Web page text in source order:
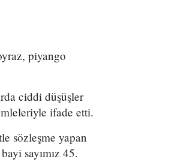
piyango
ciddi düşüşler
ifade etti.
sözleşme yapan
sayımız 45.